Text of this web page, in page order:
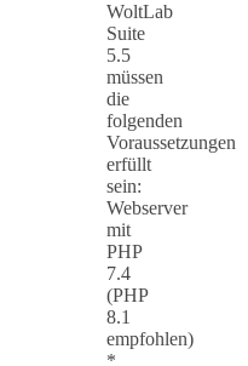
WoltLab
Suite
5.5
müssen
die
folgenden
Voraussetzungen
erfüllt
sein:
Webserver
mit
PHP
7.4
(PHP
8.1
empfohlen)
*